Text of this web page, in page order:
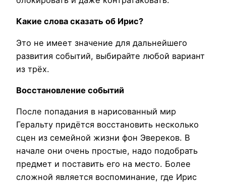
Какие слова сказать об Ирис?
Это не имеет значение для дальнейшего
развития событий, выбирайте любой вариант
из трёх.
Восстановление событий
После попадания в нарисованный мир
Геральту придётся восстановить несколько
сцен из семейной жизни фон Эвереков. В
начале они очень простые, надо подобрать
предмет и поставить его на место. Более
сложной является воспоминание, где Ирис